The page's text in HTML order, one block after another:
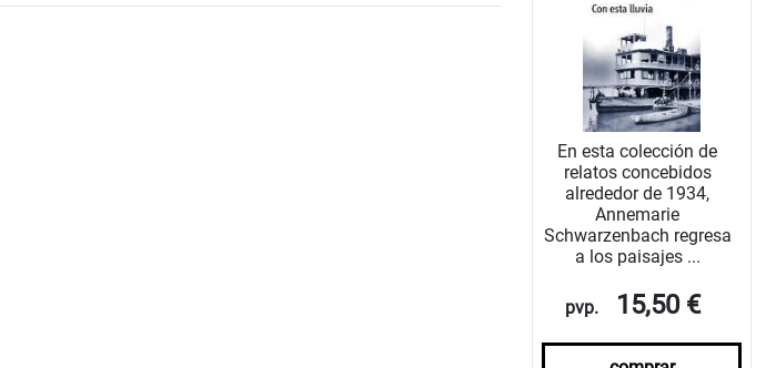
En esta colección de
relatos concebidos
alrededor de 1934,
Annemarie
Schwarzenbach regresa
a los paisajes ...
pvp. 15,50 €